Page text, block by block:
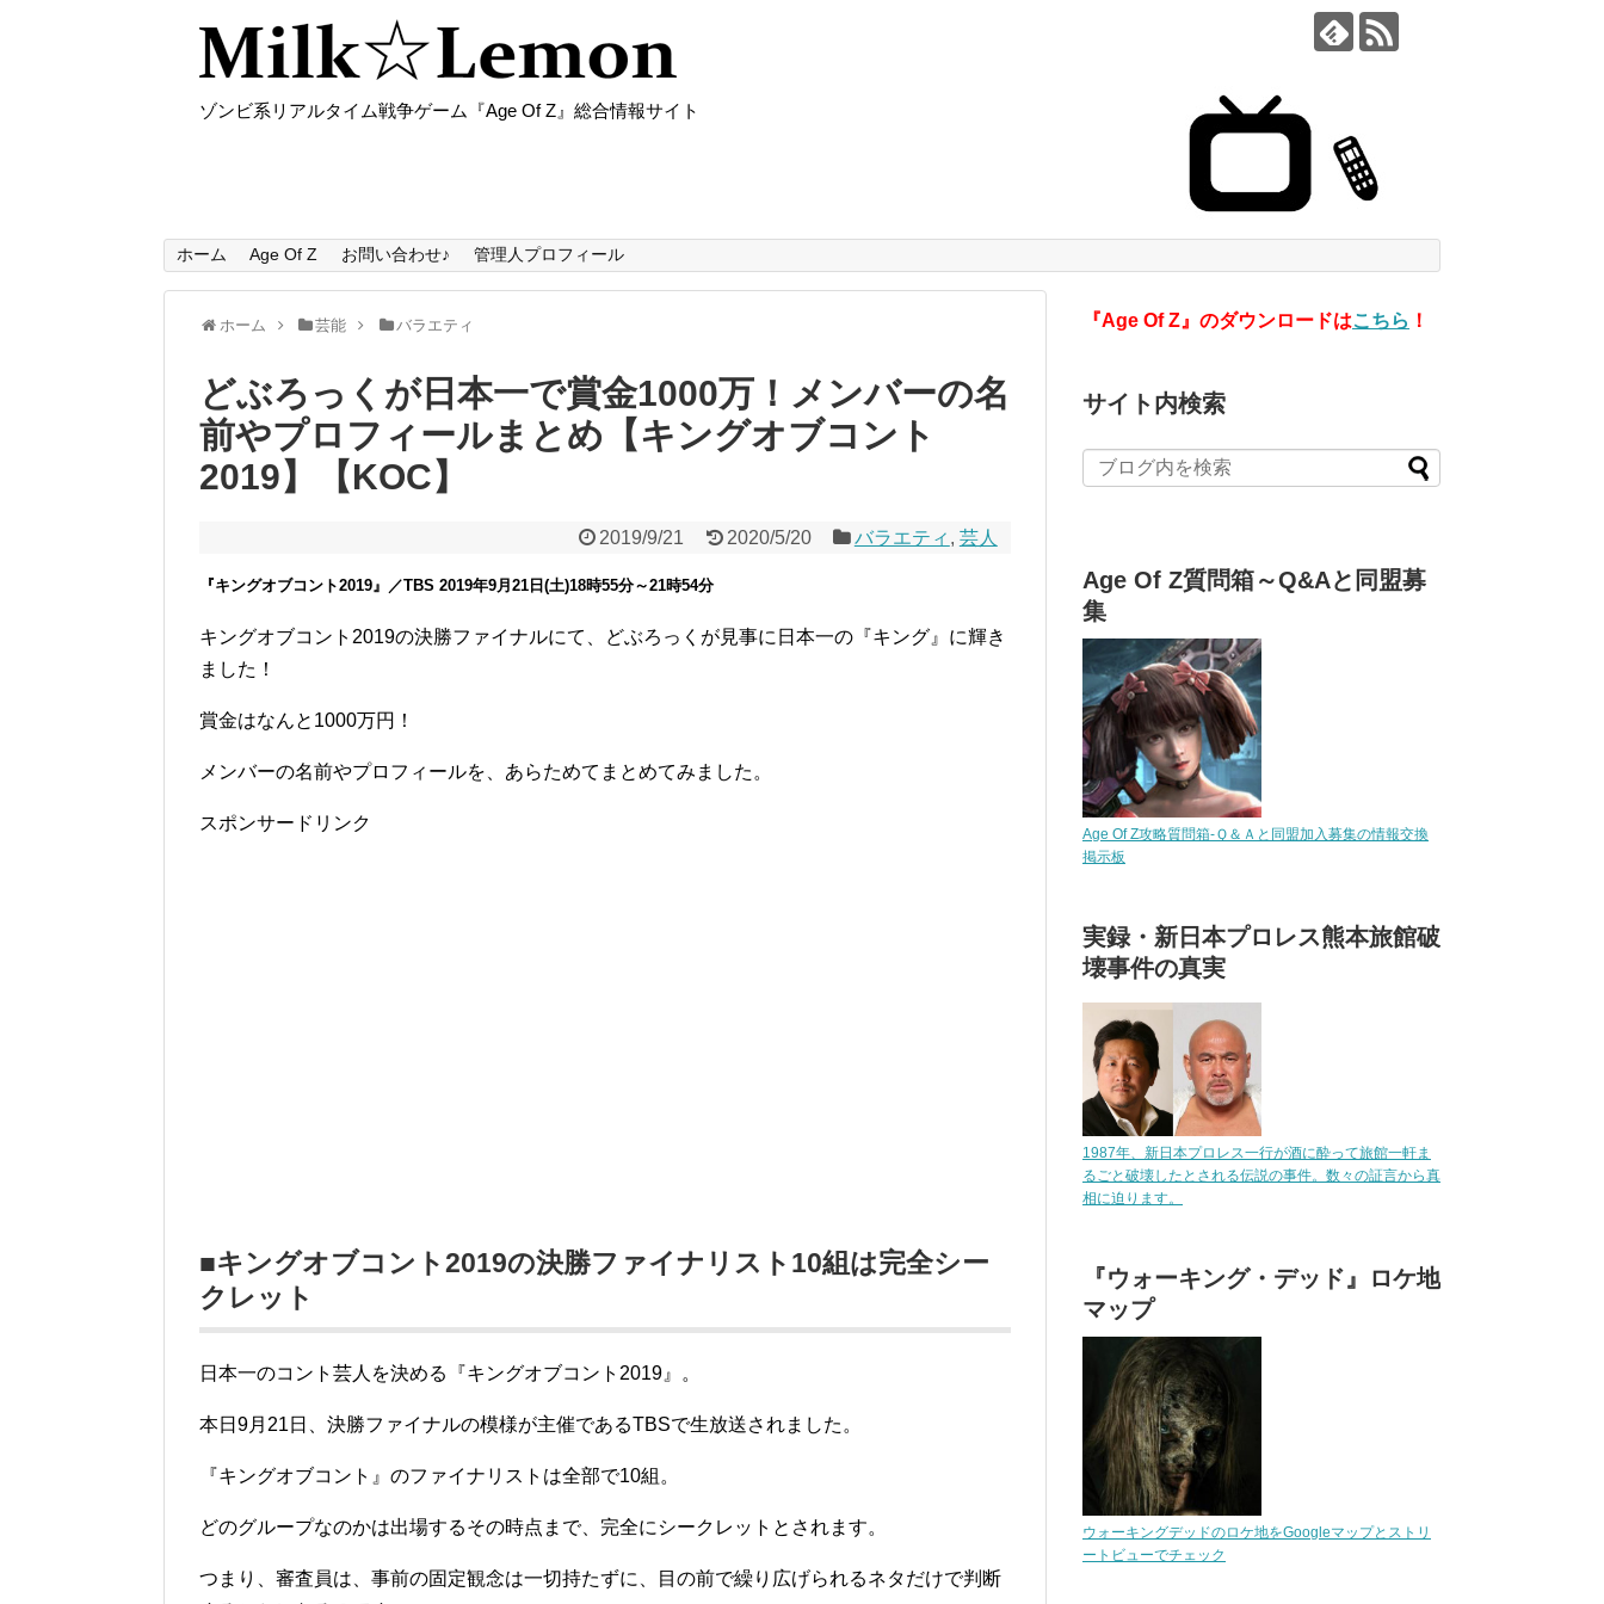
ゾンビ系リアルタイム戦争ゲーム『Age Of Z』総合情報サイト
ホーム Age Of Z お問い合わせ♪ 管理人プロフィール
ホーム 芸能 バラエティ
どぶろっくが日本一で賞金1000万！メンバーの名
前やプロフィールまとめ【キングオブコント
2019】【KOC】
2019/9/21 2020/5/20 バラエティ , 芸人
『キングオブコント2019』／TBS 2019年9月21日(土)18時55分～21時54分
キングオブコント2019の決勝ファイナルにて、どぶろっくが見事に日本一の『キング』に輝き
ました！
賞金はなんと1000万円！
メンバーの名前やプロフィールを、あらためてまとめてみました。
スポンサードリンク
■キングオブコント2019の決勝ファイナリスト10組は完全シー
クレット
日本一のコント芸人を決める『キングオブコント2019』。
本日9月21日、決勝ファイナルの模様が主催であるTBSで生放送されました。
『キングオブコント』のファイナリストは全部で10組。
どのグループなのかは出場するその時点まで、完全にシークレットとされます。
つまり、審査員は、事前の固定観念は一切持たずに、目の前で繰り広げられるネタだけで判断
『Age Of Z』のダウンロードはこちら ！
サイト内検索
Age Of Z質問箱～Q&Aと同盟募
集
Age Of Z攻略質問箱-Ｑ＆Ａと同盟加入募集の情報交換
掲示板
実録・新日本プロレス熊本旅館破
壊事件の真実
1987年、新日本プロレス一行が酒に酔って旅館一軒ま
るごと破壊したとされる伝説の事件。数々の証言から真
相に迫ります。
『ウォーキング・デッド』ロケ地
マップ
ウォーキングデッドのロケ地をGoogleマップとストリ
ートビューでチェック